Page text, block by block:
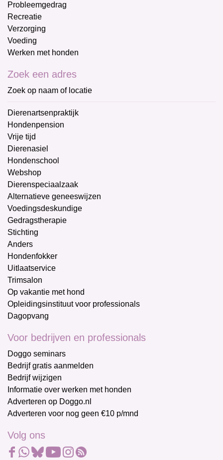
Probleemgedrag
Recreatie
Verzorging
Voeding
Werken met honden
Zoek een adres
Zoek op naam of locatie
Dierenartsenpraktijk
Hondenpension
Vrije tijd
Dierenasiel
Hondenschool
Webshop
Dierenspeciaalzaak
Alternatieve geneeswijzen
Voedingsdeskundige
Gedragstherapie
Stichting
Anders
Hondenfokker
Uitlaatservice
Trimsalon
Op vakantie met hond
Opleidingsinstituut voor professionals
Dagopvang
Voor bedrijven en professionals
Doggo seminars
Bedrijf gratis aanmelden
Bedrijf wijzigen
Informatie over werken met honden
Adverteren op Doggo.nl
Adverteren voor nog geen €10 p/mnd
Volg ons